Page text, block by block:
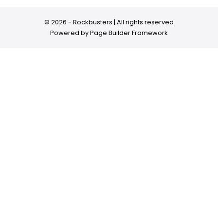
© 2026 - Rockbusters | All rights reserved
Powered byPage Builder Framework